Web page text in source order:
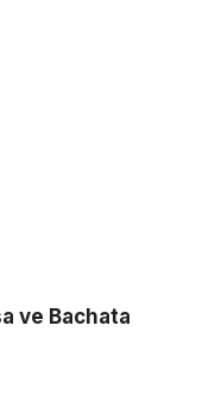
ve Bachata